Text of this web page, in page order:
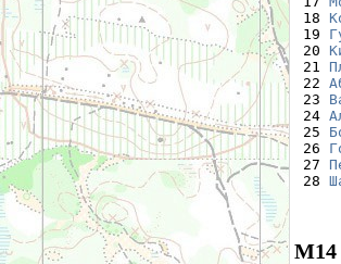
18
19
20
21
22
23
24
25
26
27
28
М14